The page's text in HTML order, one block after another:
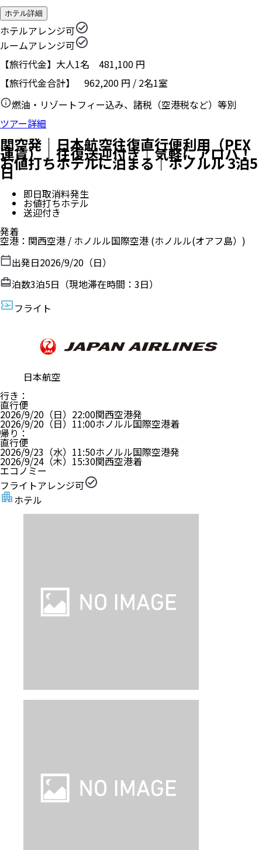
ホテル詳細
ホテルアレンジ可
ルームアレンジ可
【旅行代金】大人1名 481,100 円
【旅行代金合計】 962,200 円 / 2名1室
燃油・リゾートフィー込み、諸税（空港税など）等別
ツアー詳細
関空発｜日本航空往復直行便利用（PEX
運賃）｜往復送迎付き｜気軽にアロハ！
お値打ちホテルに泊まる｜ホノルル 3泊5
日
即日取消料発生
お値打ちホテル
送迎付き
発着
空港 ： 関西空港 / ホノルル国際空港 (ホノルル(オアフ島）)
出発日2026/9/20（日）
泊数3泊5日（現地滞在時間： 3日）
フライト
日本航空
行き ：
直行便
2026/9/20（日） 22:00関西空港発
2026/9/20（日） 11:00ホノルル国際空港着
帰り ：
直行便
2026/9/23（水） 11:50ホノルル国際空港発
2026/9/24（木） 15:30関西空港着
エコノミー
フライトアレンジ可
ホテル